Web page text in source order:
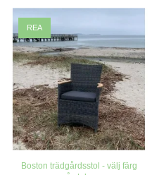
REA
Boston trädgårdsstol - välj färg